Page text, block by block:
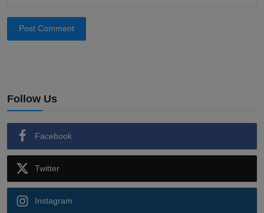
Post Comment
Follow Us
Facebook
Twitter
Instagram